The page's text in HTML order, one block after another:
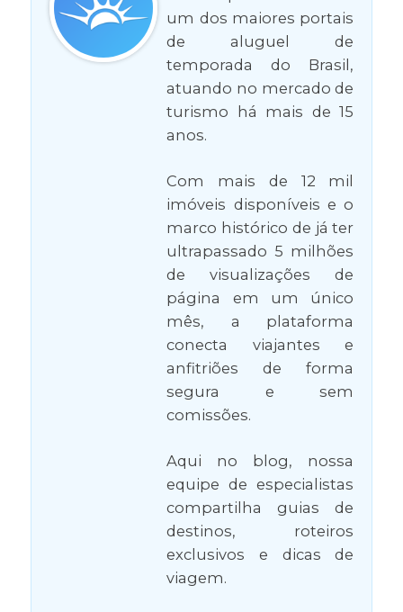
um dos maiores portais
de aluguel de
temporada do Brasil,
atuando no mercado de
turismo há mais de 15
anos.
Com mais de 12 mil
imóveis disponíveis e o
marco histórico de já ter
ultrapassado 5 milhões
de visualizações de
página em um único
mês, a plataforma
conecta viajantes e
anfitriões de forma
segura e sem
comissões.
Aqui no blog, nossa
equipe de especialistas
compartilha guias de
destinos, roteiros
exclusivos e dicas de
viagem.